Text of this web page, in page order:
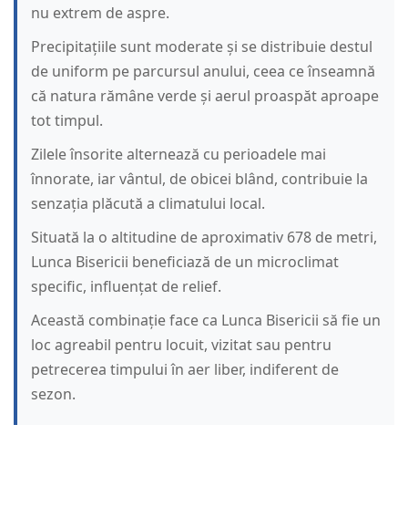
nu extrem de aspre.
Precipitațiile sunt moderate și se distribuie destul
de uniform pe parcursul anului, ceea ce înseamnă
că natura rămâne verde și aerul proaspăt aproape
tot timpul.
Zilele însorite alternează cu perioadele mai
înnorate, iar vântul, de obicei blând, contribuie la
senzația plăcută a climatului local.
Situată la o altitudine de aproximativ 678 de metri,
Lunca Bisericii beneficiază de un microclimat
specific, influențat de relief.
Această combinație face ca Lunca Bisericii să fie un
loc agreabil pentru locuit, vizitat sau pentru
petrecerea timpului în aer liber, indiferent de
sezon.